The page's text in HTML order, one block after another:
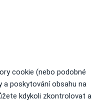
cookie (nebo podobné
poskytování obsahu na
kdykoli zkontrolovat a